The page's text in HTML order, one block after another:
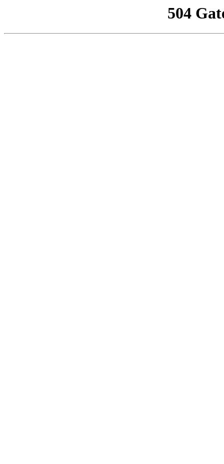
504